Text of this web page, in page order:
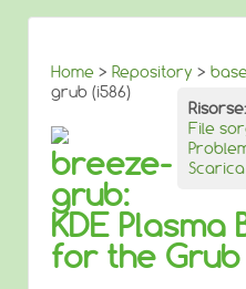
Home > Repository >
grub (i586)
Risorse:
File
Scarica
breeze-
grub:
KDE
for the